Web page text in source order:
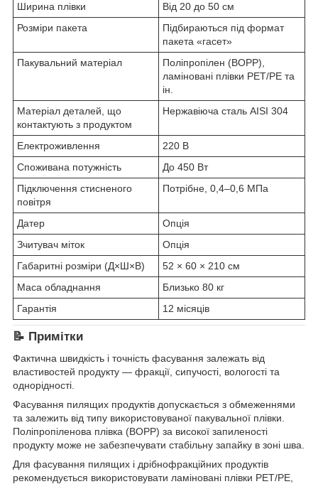
Ширина плівки
Від 20 до 50 см
Розміри пакета
Підбираються під формат
пакета «гасет»
Пакувальний матеріал
Поліпропілен (BOPP),
ламіновані плівки PET/PE та
ін.
Матеріал деталей, що
контактують з продуктом
Нержавіюча сталь AISI 304
Електроживлення
220 В
Споживана потужність
До 450 Вт
Підключення стисненого
повітря
Потрібне, 0,4–0,6 МПа
Датер
Опція
Зчитувач міток
Опція
Габаритні розміри (Д×Ш×В)
52 × 60 × 210 см
Маса обладнання
Близько 80 кг
Гарантія
12 місяців
📝 Примітки
Фактична швидкість і точність фасування залежать від
властивостей продукту — фракції, сипучості, вологості та
однорідності.
Фасування пилящих продуктів допускається з обмеженнями
та залежить від типу використовуваної пакувальної плівки.
Поліпропіленова плівка (BOPP) за високої запиленості
продукту може не забезпечувати стабільну запайку в зоні шва.
Для фасування пилящих і дрібнофракційних продуктів
рекомендується використовувати ламіновані плівки PET/PE,